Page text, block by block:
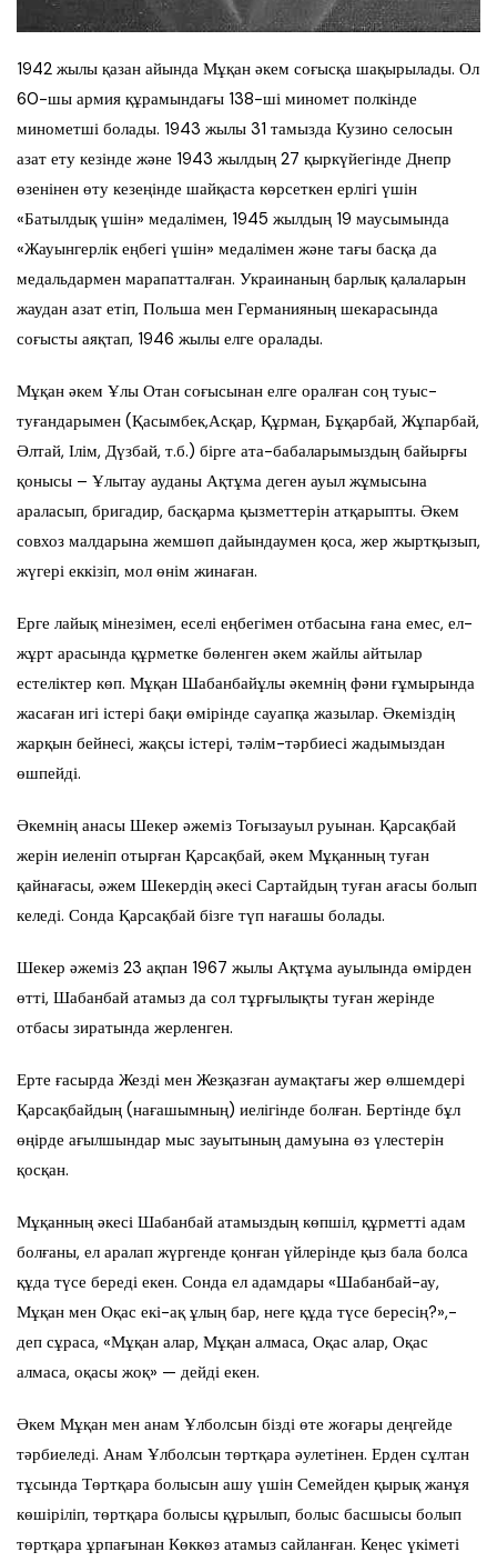
1942 жылы қазан айында Мұқан әкем соғысқа шақырылады. Ол
60-шы армия құрамындағы 138-ші миномет полкінде
минометші болады. 1943 жылы 31 тамызда Кузино селосын
азат ету кезінде және 1943 жылдың 27 қыркүйегінде Днепр
өзенінен өту кезеңінде шайқаста көрсеткен ерлігі үшін
«Батылдық үшін» медалімен, 1945 жылдың 19 маусымында
«Жауынгерлік еңбегі үшін» медалімен және тағы басқа да
медальдармен марапатталған. Украинаның барлық қалаларын
жаудан азат етіп, Польша мен Германияның шекарасында
соғысты аяқтап, 1946 жылы елге оралады.
Мұқан әкем Ұлы Отан соғысынан елге оралған соң туыс-
туғандарымен (Қасымбек,Асқар, Құрман, Бұқарбай, Жұпарбай,
Әлтай, Ілім, Дүзбай, т.б.) бірге ата-бабаларымыздың байырғы
қонысы – Ұлытау ауданы Ақтұма деген ауыл жұмысына
араласып, бригадир, басқарма қызметтерін атқарыпты. Әкем
совхоз малдарына жемшөп дайындаумен қоса, жер жыртқызып,
жүгері еккізіп, мол өнім жинаған.
Ерге лайық мінезімен, еселі еңбегімен отбасына ғана емес, ел-
жұрт арасында құрметке бөленген әкем жайлы айтылар
естеліктер көп. Мұқан Шабанбайұлы әкемнің фәни ғұмырында
жасаған игі істері бақи өмірінде сауапқа жазылар. Әкеміздің
жарқын бейнесі, жақсы істері, тәлім-тәрбиесі жадымыздан
өшпейді.
Әкемнің анасы Шекер әжеміз Тоғызауыл руынан. Қарсақбай
жерін иеленіп отырған Қарсақбай, әкем Мұқанның туған
қайнағасы, әжем Шекердің әкесі Сартайдың туған ағасы болып
келеді. Сонда Қарсақбай бізге түп нағашы болады.
Шекер әжеміз 23 ақпан 1967 жылы Ақтұма ауылында өмірден
өтті, Шабанбай атамыз да сол тұрғылықты туған жерінде
отбасы зиратында жерленген.
Ерте ғасырда Жезді мен Жезқазған аумақтағы жер өлшемдері
Қарсақбайдың (нағашымның) иелігінде болған. Бертінде бұл
өңірде ағылшындар мыс зауытының дамуына өз үлестерін
қосқан.
Мұқанның әкесі Шабанбай атамыздың көпшіл, құрметті адам
болғаны, ел аралап жүргенде қонған үйлерінде қыз бала болса
құда түсе береді екен. Сонда ел адамдары «Шабанбай-ау,
Мұқан мен Оқас екі-ақ ұлың бар, неге құда түсе бересің?»,-
деп сұраса, «Мұқан алар, Мұқан алмаса, Оқас алар, Оқас
алмаса, оқасы жоқ» — дейді екен.
Әкем Мұқан мен анам Ұлболсын бізді өте жоғары деңгейде
тәрбиеледі. Анам Ұлболсын төртқара әулетінен. Ерден сұлтан
тұсында Төртқара болысын ашу үшін Семейден қырық жанұя
көшіріліп, төртқара болысы құрылып, болыс басшысы болып
төртқара ұрпағынан Көккөз атамыз сайланған. Кеңес үкіметі